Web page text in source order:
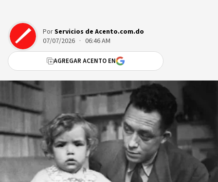
PorServicios de Acento.com.do
07/07/2026 · 06:46 AM
AGREGAR ACENTO EN